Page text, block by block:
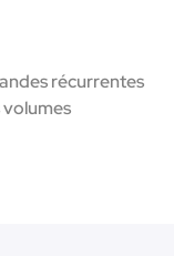
récurrentes